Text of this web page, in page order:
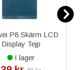
P8 Skärm LCD
Display Tejp
I lager